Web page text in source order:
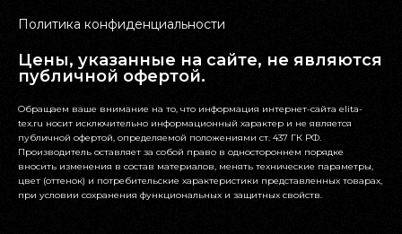
Политика конфиденциальности
Цены, указанные на сайте, не являются
публичной офертой.
Обращаем ваше внимание на то, что информация интернет-сайта elita-
tex.ru носит исключительно информационный характер и не является
публичной офертой, определяемой положениями ст. 437 ГК РФ.
Производитель оставляет за собой право в одностороннем порядке
вносить изменения в состав материалов, менять технические параметры,
цвет (оттенок) и потребительские характеристики представленных товарах,
при условии сохранения функциональных и защитных свойств.